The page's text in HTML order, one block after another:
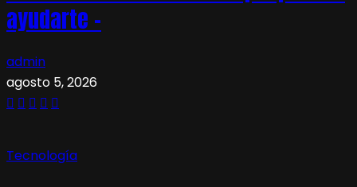
ayudarte –
admin
agosto 5, 2026
Tecnología